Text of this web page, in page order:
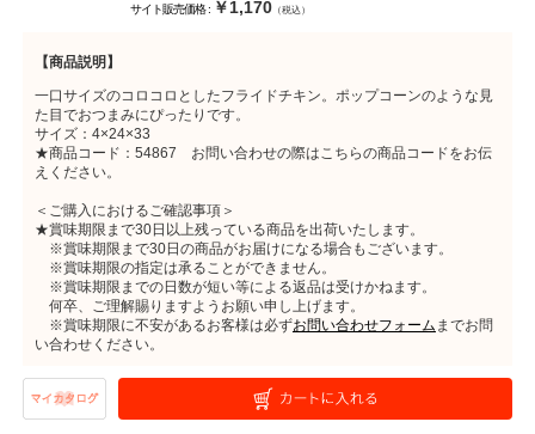
サイト販売価格 : ￥1,170（税込）
【商品説明】
一口サイズのコロコロとしたフライドチキン。ポップコーンのような見
た目でおつまみにぴったりです。
サイズ：4×24×33
★商品コード：54867 お問い合わせの際はこちらの商品コードをお伝
えください。
＜ご購入におけるご確認事項＞
★賞味期限まで30日以上残っている商品を出荷いたします。
※賞味期限まで30日の商品がお届けになる場合もございます。
※賞味期限の指定は承ることができません。
※賞味期限までの日数が短い等による返品は受けかねます。
何卒、ご理解賜りますようお願い申し上げます。
※賞味期限に不安があるお客様は必ずお問い合わせフォーム までお問
い合わせください。